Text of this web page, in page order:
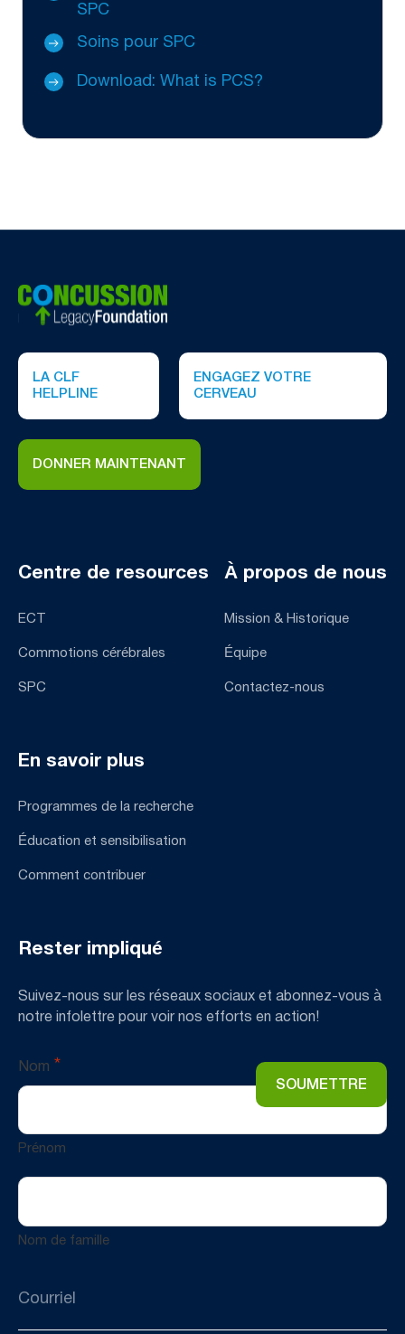
SPC
Soins pour SPC
Download: What is PCS?
LA CLF
HELPLINE
ENGAGEZ VOTRE
CERVEAU
DONNER MAINTENANT
Centre de resources
ECT
Commotions cérébrales
SPC
À propos de nous
Mission & Historique
Équipe
Contactez-nous
En savoir plus
Programmes de la recherche
Éducation et sensibilisation
Comment contribuer
Rester impliqué
Suivez-nous sur les réseaux sociaux et abonnez-vous à
notre infolettre pour voir nos efforts en action!
Nom *
Prénom
Nom de famille
*